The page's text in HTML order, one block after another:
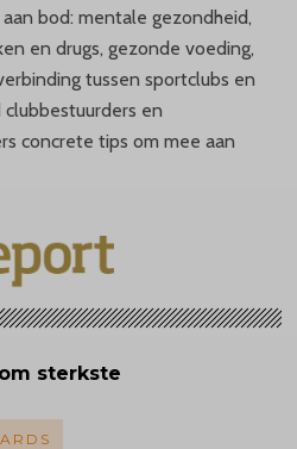
bod: mentale gezondheid,
en drugs, gezonde voeding,
tussen sportclubs en
en
concrete tips om mee aan
sterkste